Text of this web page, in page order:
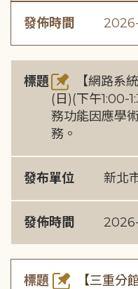
發佈時間
標題
【網路系
(日)(下午1:00-
務功能因應學
務。
發布單位 新北
發佈時間
標題
【三重分